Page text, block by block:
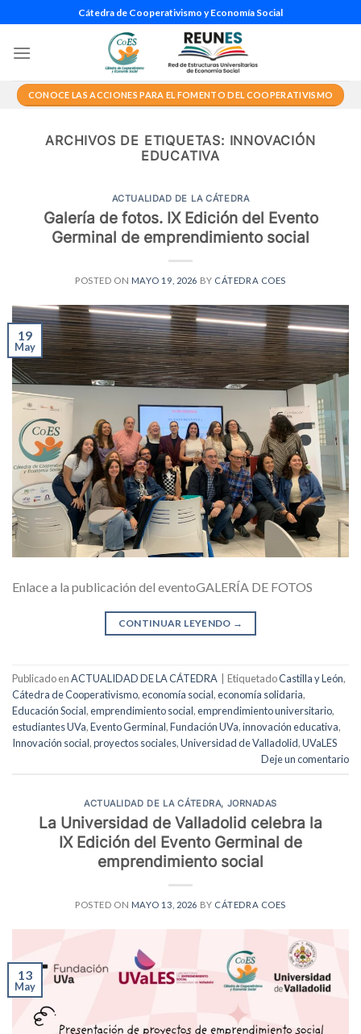
al
contenido
Cátedra de Cooperativismo y Economía Social
CONOCE LAS ACCIONES PARA EL FOMENTO DEL COOPERATIVISMO
ARCHIVOS DE ETIQUETAS: INNOVACIÓN
EDUCATIVA
ACTUALIDAD DE LA CÁTEDRA
Galería de fotos. IX Edición del Evento
Germinal de emprendimiento social
POSTED ON MAYO 19, 2026 BY CÁTEDRA COES
19
May
Enlace a la publicación del eventoGALERÍA DE FOTOS
CONTINUAR LEYENDO →
Publicado enACTUALIDAD DE LA CÁTEDRA EtiquetadoCastilla y León,
Cátedra de Cooperativismo,economía social,economía solidaria,
Educación Social,emprendimiento social,emprendimiento universitario,
estudiantes UVa,Evento Germinal,Fundación UVa,innovación educativa,
Innovación social,proyectos sociales,Universidad de Valladolid,UVaLES
Deje un comentario
ACTUALIDAD DE LA CÁTEDRA, JORNADAS
La Universidad de Valladolid celebra la
IX Edición del Evento Germinal de
emprendimiento social
POSTED ON MAYO 13, 2026 BY CÁTEDRA COES
13
May